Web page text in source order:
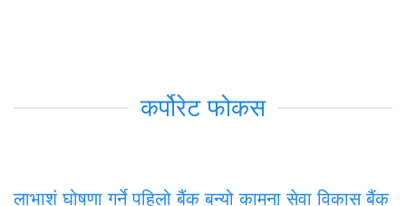
कर्पोरेट फोकस
लाभाशं घोषणा गर्ने पहिलो बैंक बन्यो कामना सेवा विकास बैंक